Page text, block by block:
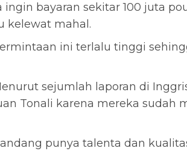
ingin bayaran sekitar 100 juta
kelewat mahal.
ini terlalu tinggi
sejumlah laporan di
Tonali karena mereka sudah
punya talenta dan